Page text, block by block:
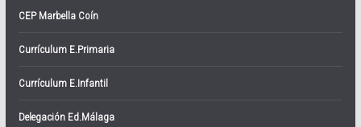
CEP Marbella Coín
Currículum E.Primaria
Currículum E.Infantil
Delegación Ed.Málaga